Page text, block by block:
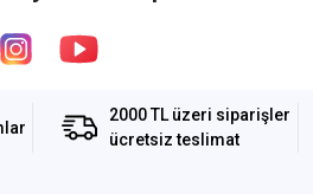
2000 TL üzeri siparişler
ücretsiz teslimat